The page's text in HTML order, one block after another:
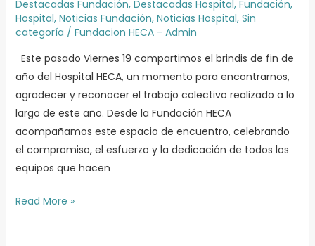
Destacadas Fundación, Destacadas Hospital, Fundación,
Hospital, Noticias Fundación, Noticias Hospital, Sin
categoría / Fundacion HECA - Admin
Este pasado Viernes 19 compartimos el brindis de fin de
año del Hospital HECA, un momento para encontrarnos,
agradecer y reconocer el trabajo colectivo realizado a lo
largo de este año. Desde la Fundación HECA
acompañamos este espacio de encuentro, celebrando
el compromiso, el esfuerzo y la dedicación de todos los
equipos que hacen
fin
de
Read More »